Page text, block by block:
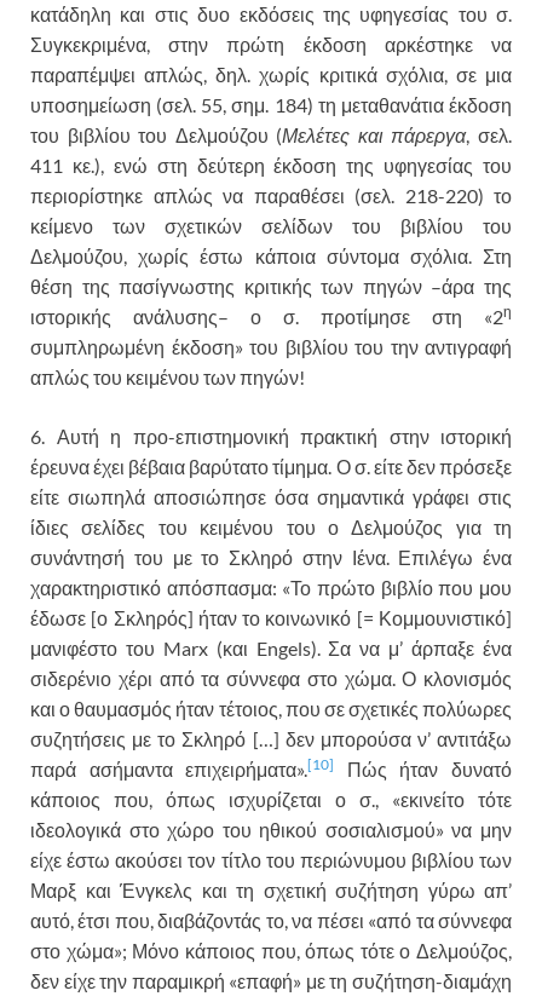
κατάδηλη και στις δυο εκδόσεις της υφηγεσίας του σ.
Συγκεκριμένα, στην πρώτη έκδοση αρκέστηκε να
παραπέμψει απλώς, δηλ. χωρίς κριτικά σχόλια, σε μια
υποσημείωση (σελ. 55, σημ. 184) τη μεταθανάτια έκδοση
του βιβλίου του Δελμούζου (Μελέτες και πάρεργα, σελ.
411 κε.), ενώ στη δεύτερη έκδοση της υφηγεσίας του
περιορίστηκε απλώς να παραθέσει (σελ. 218-220) το
κείμενο των σχετικών σελίδων του βιβλίου του
Δελμούζου, χωρίς έστω κάποια σύντομα σχόλια. Στη
θέση της πασίγνωστης κριτικής των πηγών –άρα της
ιστορικής ανάλυσης– ο σ. προτίμησε στη «2η
συμπληρωμένη έκδοση» του βιβλίου του την αντιγραφή
απλώς του κειμένου των πηγών!
6. Αυτή η προ-επιστημονική πρακτική στην ιστορική
έρευνα έχει βέβαια βαρύτατο τίμημα. Ο σ. είτε δεν πρόσεξε
είτε σιωπηλά αποσιώπησε όσα σημαντικά γράφει στις
ίδιες σελίδες του κειμένου του ο Δελμούζος για τη
συνάντησή του με το Σκληρό στην Ιένα. Επιλέγω ένα
χαρακτηριστικό απόσπασμα: «Το πρώτο βιβλίο που μου
έδωσε [ο Σκληρός] ήταν το κοινωνικό [= Κομμουνιστικό]
μανιφέστο του Marx (και Engels). Σα να μ’ άρπαξε ένα
σιδερένιο χέρι από τα σύννεφα στο χώμα. Ο κλονισμός
και ο θαυμασμός ήταν τέτοιος, που σε σχετικές πολύωρες
συζητήσεις με το Σκληρό […] δεν μπορούσα ν’ αντιτάξω
παρά ασήμαντα επιχειρήματα».[10]
Πώς ήταν δυνατό
κάποιος που, όπως ισχυρίζεται ο σ., «εκινείτο τότε
ιδεολογικά στο χώρο του ηθικού σοσιαλισμού» να μην
είχε έστω ακούσει τον τίτλο του περιώνυμου βιβλίου των
Μαρξ και Ένγκελς και τη σχετική συζήτηση γύρω απ’
αυτό, έτσι που, διαβάζοντάς το, να πέσει «από τα σύννεφα
στο χώμα»; Μόνο κάποιος που, όπως τότε ο Δελμούζος,
δεν είχε την παραμικρή «επαφή» με τη συζήτηση-διαμάχη